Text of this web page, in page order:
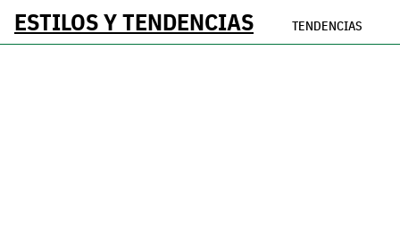
ESTILOS Y TENDENCIAS TENDENCIAS